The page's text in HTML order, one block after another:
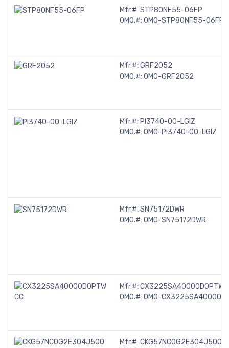
Mfr.#: STP80NF55-06FP
OMO.#: OMO-STP80NF55-06FP
Mfr.#: GRF2052
OMO.#: OMO-GRF2052
Mfr.#: PI3740-00-LGIZ
OMO.#: OMO-PI3740-00-LGIZ
Mfr.#: SN75172DWR
OMO.#: OMO-SN75172DWR
Mfr.#:
OMO.#: OMO-
Mfr.#: